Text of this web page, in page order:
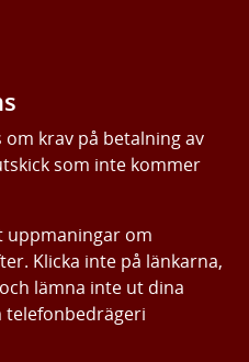
om krav på betalning av
som inte kommer
uppmaningar om
Klicka inte på länkarna,
lämna inte ut dina
telefonbedrägeri